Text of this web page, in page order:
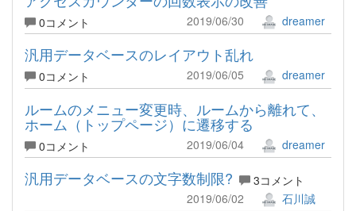
0コメント 2019/06/30 dreamer
汎用データベースのレイアウト乱れ
0コメント 2019/06/05 dreamer
ルームのメニュー変更時、ルームから離れて、
ホーム（トップページ）に遷移する
0コメント 2019/06/04 dreamer
汎用データベースの文字数制限?
3コメント
2019/06/02
石川誠